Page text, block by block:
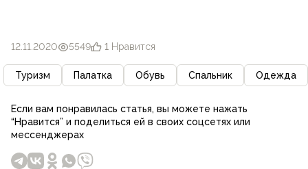
12.11.2020 5549 1 Нравится
Туризм Палатка Обувь Спальник Одежда
Если вам понравилась статья, вы можете нажать
“Нравится” и поделиться ей в своих соцсетях или
мессенджерах